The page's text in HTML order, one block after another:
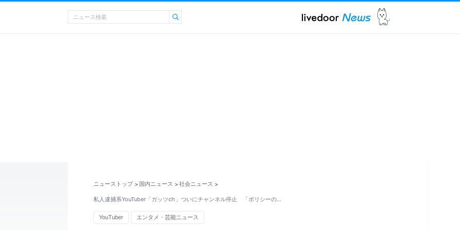
ニューストップ > 国内ニュース > 社会ニュース >
私人逮捕系YouTuber「ガッツch」ついにチャンネル停止 「ポリシーの…
YouTuber エンタメ・芸能ニュース